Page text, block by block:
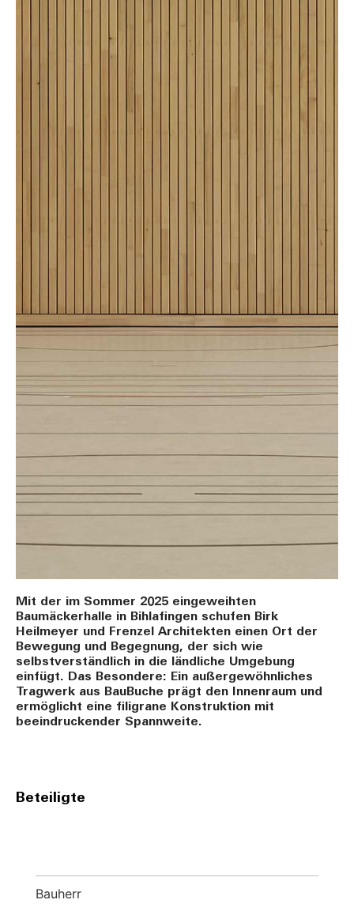
Mit der im Sommer 2025 eingeweihten
Baumäckerhalle in Bihlafingen schufen Birk
Heilmeyer und Frenzel Architekten einen Ort der
Bewegung und Begegnung, der sich wie
selbstverständlich in die ländliche Umgebung
einfügt. Das Besondere: Ein außergewöhnliches
Tragwerk aus BauBuche prägt den Innenraum und
ermöglicht eine filigrane Konstruktion mit
beeindruckender Spannweite.
Beteiligte
Bauherr